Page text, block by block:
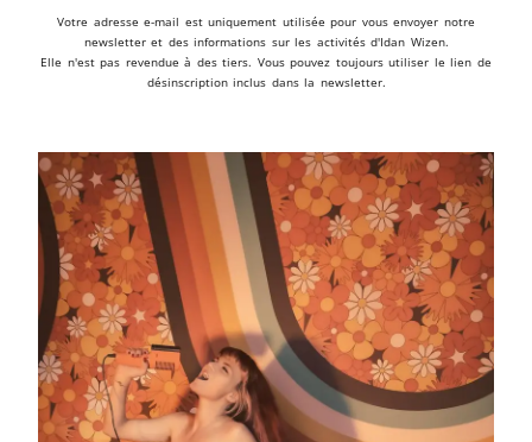
Votre adresse e-mail est uniquement utilisée pour vous envoyer notre
newsletter et des informations sur les activités d'Idan Wizen.
Elle n'est pas revendue à des tiers. Vous pouvez toujours utiliser le lien de
désinscription inclus dans la newsletter.